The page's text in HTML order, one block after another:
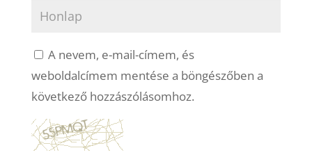
A nevem, e-mail-címem, és
weboldalcímem mentése a böngészőben a
következő hozzászólásomhoz.